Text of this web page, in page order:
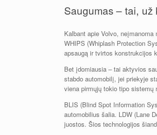
Saugumas – tai,
Kalbant apie Volvo,
WHIPS (Whiplash Protection
apsaugą ir tvirtos konstrukcijos
Bet įdomiausia – tai aktyvios
stabdo automobilį, jei priekyje
viena pirmųjų tokio tipo sistemų
BLIS (Blind Spot Information
automobilius šalia. LDW (Lane
juostos. Šios technologijos